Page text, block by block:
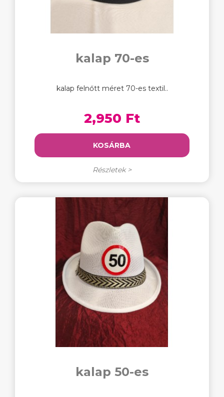
kalap 70-es
kalap felnőtt méret 70-es textil..
2,950 Ft
KOSÁRBA
Részletek >
kalap 50-es